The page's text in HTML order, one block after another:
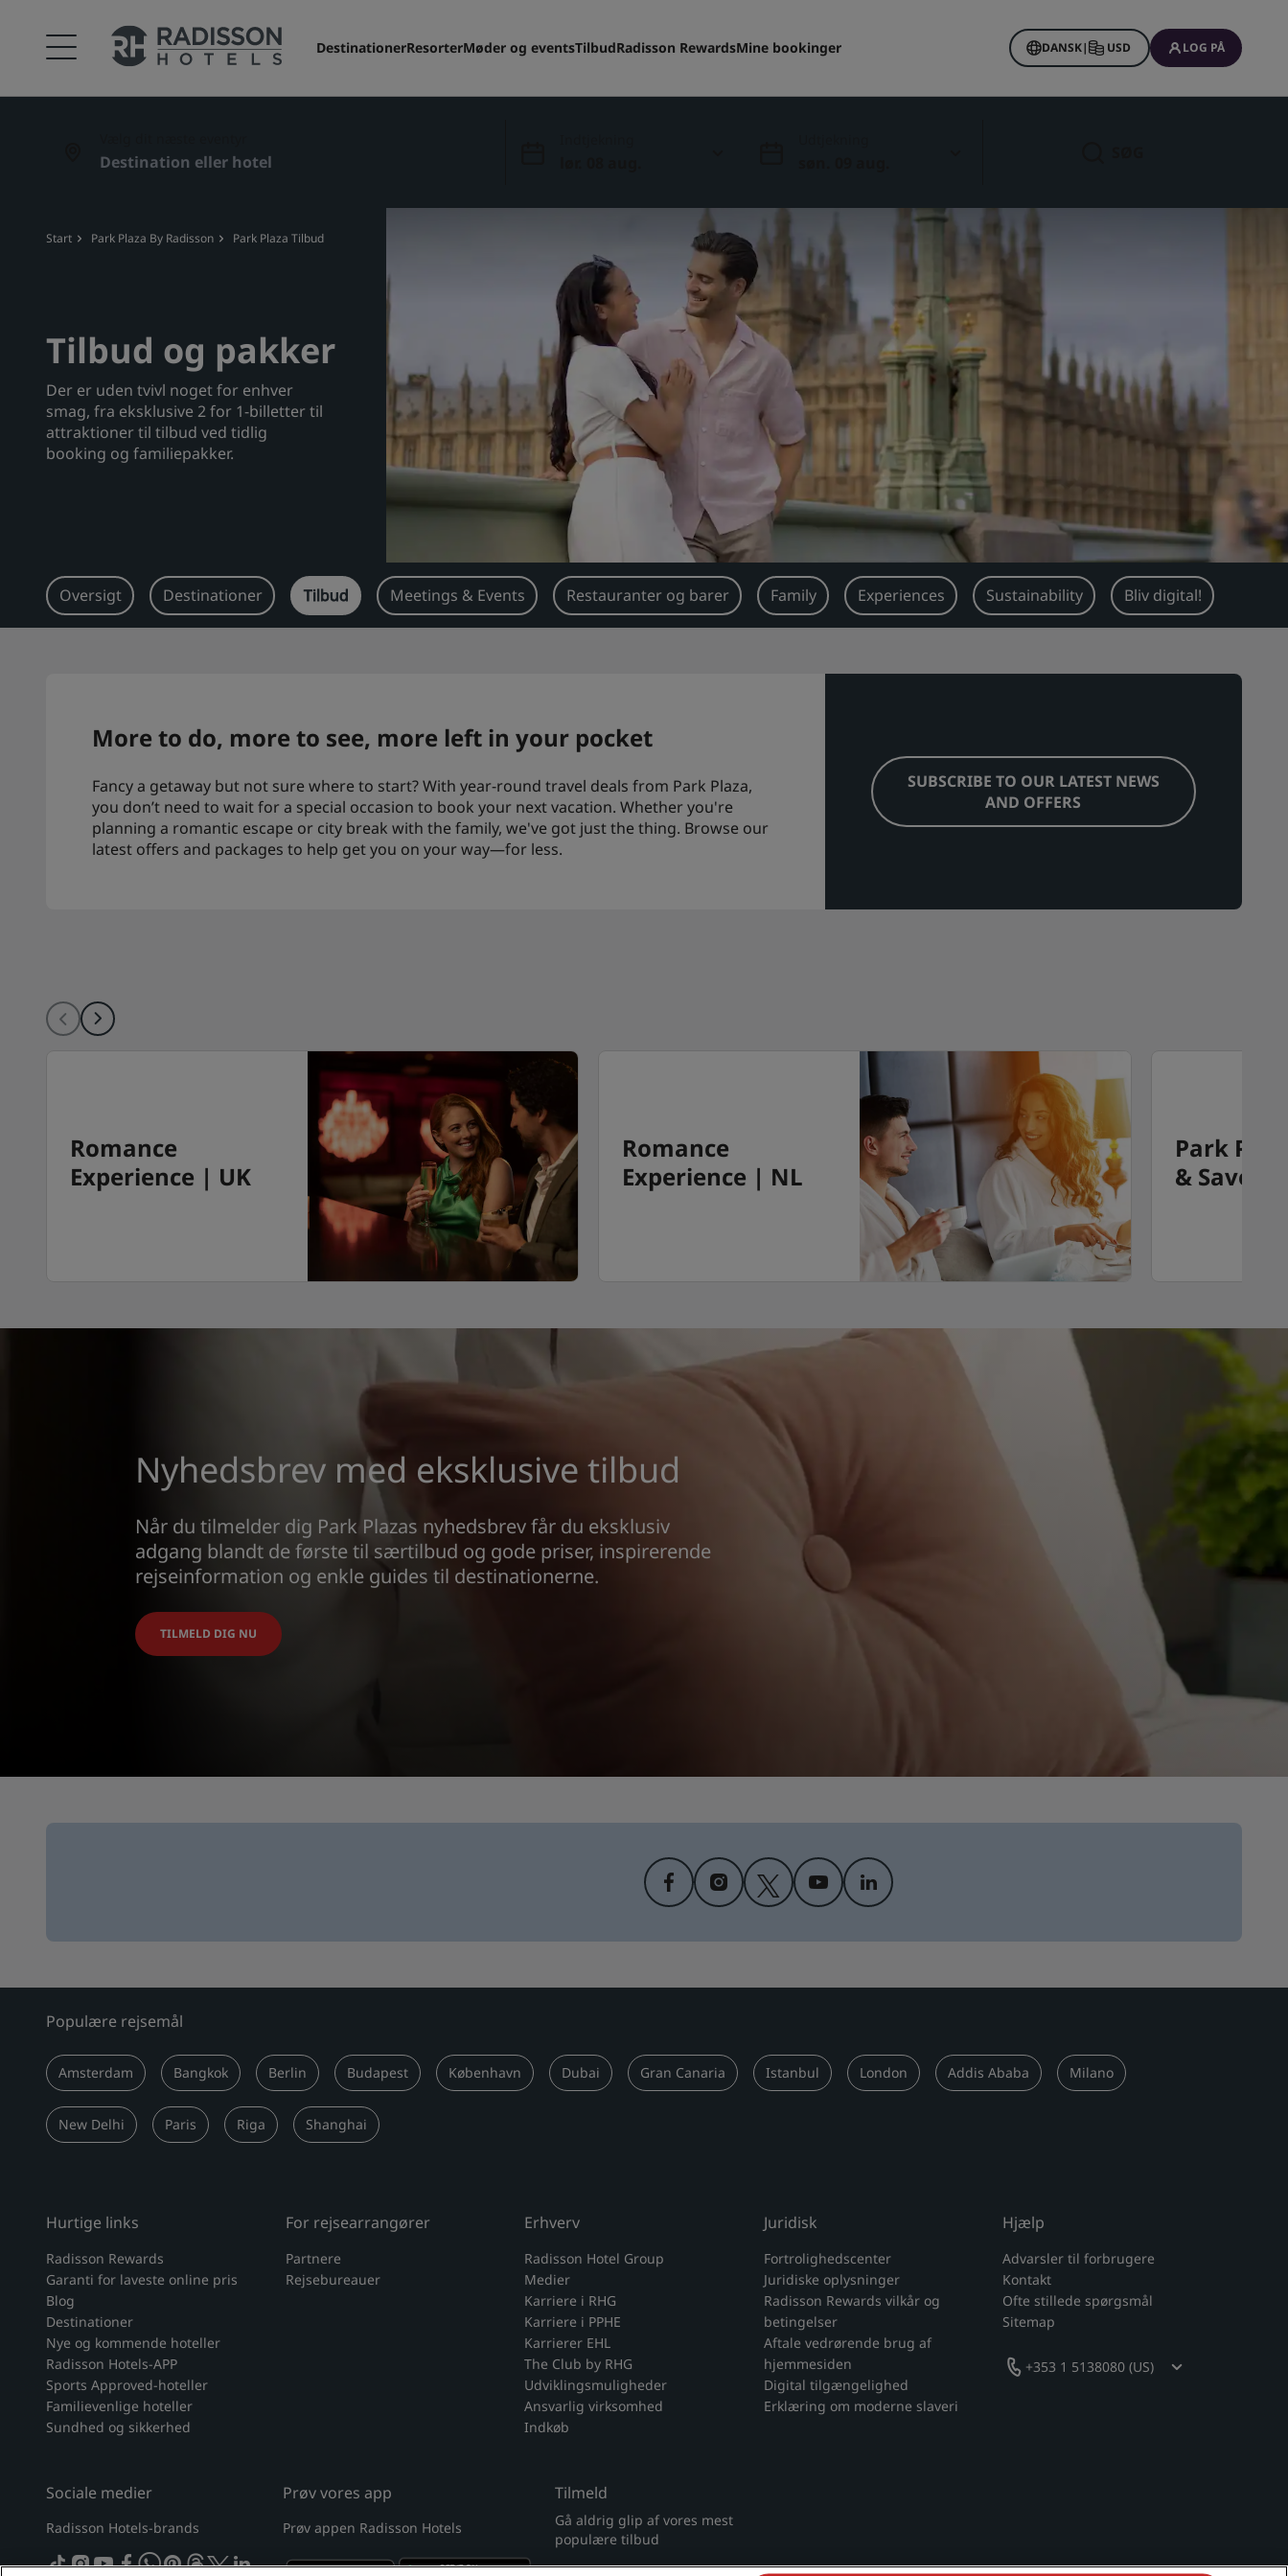
DestinationerResorterMøder og eventsTilbudRadisson RewardsMine bookinger DANSK| USD LOG PÅ
Start Park Plaza By Radisson Park Plaza Tilbud
Tilbud og pakker
Der er uden tvivl noget for enhver
smag, fra eksklusive 2 for 1-billetter til
attraktioner til tilbud ved tidlig
booking og familiepakker.
Oversigt Destinationer Tilbud Meetings & Events Restauranter og barer Family Experiences Sustainability Bliv digital!
More to do, more to see, more left in your pocket
Fancy a getaway but not sure where to start? With year-round travel deals from Park Plaza,
you don’t need to wait for a special occasion to book your next vacation. Whether you're
planning a romantic escape or city break with the family, we've got just the thing. Browse our
latest offers and packages to help get you on your way—for less.
SUBSCRIBE TO OUR LATEST NEWS
AND OFFERS
Romance
Experience | UK
Romance
Experience | NL
Park
& Save
Nyhedsbrev med eksklusive tilbud
Når du tilmelder dig Park Plazas nyhedsbrev får du eksklusiv
adgang blandt de første til særtilbud og gode priser, inspirerende
rejseinformation og enkle guides til destinationerne.
TILMELD DIG NU
Populære rejsemål
Amsterdam Bangkok Berlin Budapest København Dubai Gran Canaria Istanbul London Addis Ababa Milano
New Delhi Paris Riga Shanghai
Hurtige links
Radisson Rewards
Garanti for laveste online pris
Blog
Destinationer
Nye og kommende hoteller
Radisson Hotels-APP
Sports Approved-hoteller
Familievenlige hoteller
Sundhed og sikkerhed
For rejsearrangører
Partnere
Rejsebureauer
Erhverv
Radisson Hotel Group
Medier
Karriere i RHG
Karriere i PPHE
Karrierer EHL
The Club by RHG
Udviklingsmuligheder
Ansvarlig virksomhed
Indkøb
Juridisk
Fortrolighedscenter
Juridiske oplysninger
Radisson Rewards vilkår og
betingelser
Aftale vedrørende brug af
hjemmesiden
Digital tilgængelighed
Erklæring om moderne slaveri
Hjælp
Advarsler til forbrugere
Kontakt
Ofte stillede spørgsmål
Sitemap
+353 1 5138080 (US)
Sociale medier
Radisson Hotels-brands
tiktokinstagram
youtube
facebook
whatsapp
pinterest
threads
twitterlinkedin
Prøv vores app
Prøv appen Radisson Hotels
Tilmeld
Gå aldrig glip af vores mest
populære tilbud